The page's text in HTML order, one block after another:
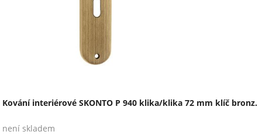
Kování interiérové SKONTO P 940 klika/klika 72 mm klíč bronz.
není skladem